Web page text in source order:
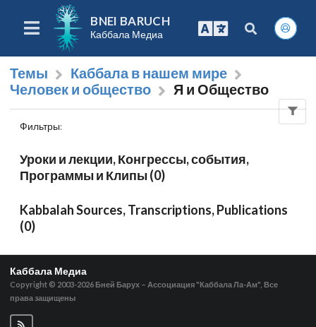
BNEI BARUCH
Каббала Медиа
Темы
Каббала в нашем мире
Человек и общество
Я и Общество
Фильтры:
Уроки и лекции, Конгрессы, события,
Программы и Клипы (0)
Kabbalah Sources, Transcriptions, Publications
(0)
Каббала Медиа
Copyright © 2003-2026 Бней Барух – Ассоциация "Каббала Ла-Ам", Все
права защищены